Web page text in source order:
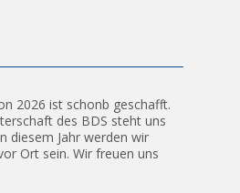
2026 ist schonb geschafft.
des BDS steht uns
diesem Jahr werden wir
Ort sein. Wir freuen uns